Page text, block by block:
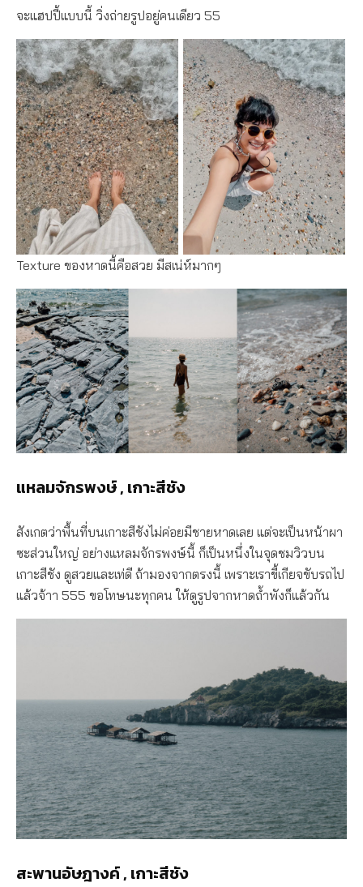
จะแฮปปี้แบบนี้ วิ่งถ่ายรูปอยู่คนเดียว 55
Texture ของหาดนี้คือสวย มีสเน่ห์มากๆ
แหลมจักรพงษ์ , เกาะสีชัง
สังเกตว่าพื้นที่บนเกาะสีชังไม่ค่อยมีชายหาดเลย แต่จะเป็นหน้าผา
ซะส่วนใหญ่ อย่างแหลมจักรพงษ์นี้ ก็เป็นหนึ่งในจุดชมวิวบน
เกาะสีชัง ดูสวยและเท่ดี ถ้ามองจากตรงนี้ เพราะเราขี้เกียจขับรถไป
แล้วจ้าา 555 ขอโทษนะทุกคน ให้ดูรูปจากหาดถ้ำพังก็แล้วกัน
สะพานอัษฎางค์ , เกาะสีชัง